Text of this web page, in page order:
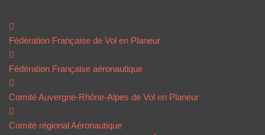
Fédération Française de Vol en Planeur
Fédération Française aéronautique
Comité Auvergne-Rhône-Alpes de Vol en Planeur
Comité régional Aéronautique